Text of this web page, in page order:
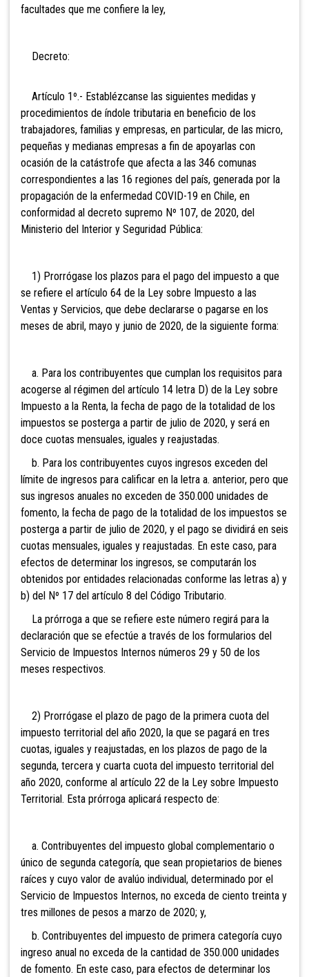
facultades que me confiere la ley,
Decreto:
Artículo 1º.- Establézcanse las siguientes medidas y
procedimientos de índole tributaria en beneficio de los
trabajadores, familias y empresas, en particular, de las micro,
pequeñas y medianas empresas a fin de apoyarlas con
ocasión de la catástrofe que afecta a las 346 comunas
correspondientes a las 16 regiones del país, generada por la
propagación de la enfermedad COVID-19 en Chile, en
conformidad al decreto supremo Nº 107, de 2020, del
Ministerio del Interior y Seguridad Pública:
1) Prorrógase los plazos para el pago del impuesto a que
se refiere el artículo 64 de la Ley sobre Impuesto a las
Ventas y Servicios, que debe declararse o pagarse en los
meses de abril, mayo y junio de 2020, de la siguiente forma:
a. Para los contribuyentes que cumplan los requisitos para
acogerse al régimen del artículo 14 letra D) de la Ley sobre
Impuesto a la Renta, la fecha de pago de la totalidad de los
impuestos se posterga a partir de julio de 2020, y será en
doce cuotas mensuales, iguales y reajustadas.
b. Para los contribuyentes cuyos ingresos exceden del
límite de ingresos para calificar en la letra a. anterior, pero que
sus ingresos anuales no exceden de 350.000 unidades de
fomento, la fecha de pago de la totalidad de los impuestos se
posterga a partir de julio de 2020, y el pago se dividirá en seis
cuotas mensuales, iguales y reajustadas. En este caso, para
efectos de determinar los ingresos, se computarán los
obtenidos por entidades relacionadas conforme las letras a) y
b) del Nº 17 del artículo 8 del Código Tributario.
La prórroga a que se refiere este número regirá para la
declaración que se efectúe a través de los formularios del
Servicio de Impuestos Internos números 29 y 50 de los
meses respectivos.
2) Prorrógase el plazo de pago de la primera cuota del
impuesto territorial del año 2020, la que se pagará en tres
cuotas, iguales y reajustadas, en los plazos de pago de la
segunda, tercera y cuarta cuota del impuesto territorial del
año 2020, conforme al artículo 22 de la Ley sobre Impuesto
Territorial. Esta prórroga aplicará respecto de:
a. Contribuyentes del impuesto global complementario o
único de segunda categoría, que sean propietarios de bienes
raíces y cuyo valor de avalúo individual, determinado por el
Servicio de Impuestos Internos, no exceda de ciento treinta y
tres millones de pesos a marzo de 2020; y,
b. Contribuyentes del impuesto de primera categoría cuyo
ingreso anual no exceda de la cantidad de 350.000 unidades
de fomento. En este caso, para efectos de determinar los